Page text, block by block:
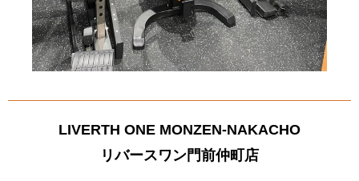
LIVERTH ONE MONZEN-NAKACHO
リバースワン門前仲町店